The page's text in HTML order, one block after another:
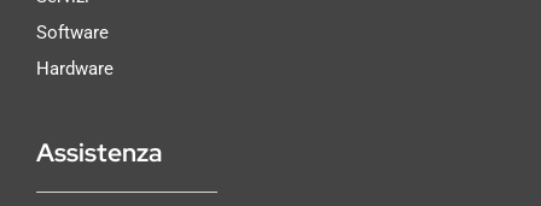
Software
Hardware
Assistenza